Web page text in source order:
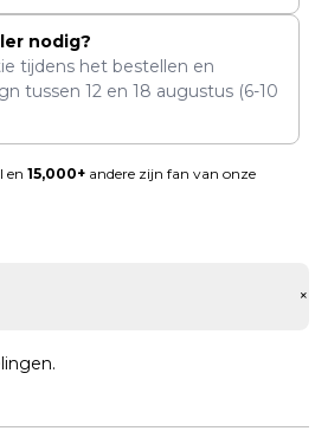
nodig?
tijdens het bestellen en
tussen 12 en 18 augustus (6-10
en 15,000+ andere zijn fan van onze
+